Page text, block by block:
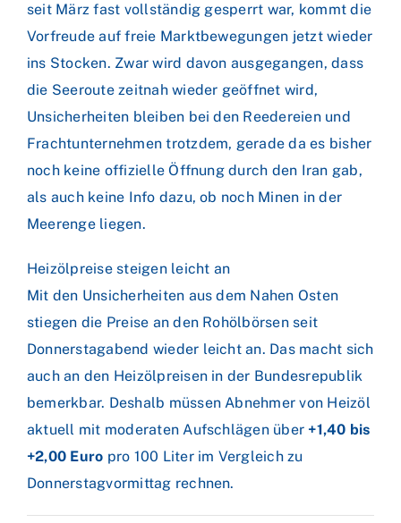
seit März fast vollständig gesperrt war, kommt die
Vorfreude auf freie Marktbewegungen jetzt wieder
ins Stocken. Zwar wird davon ausgegangen, dass
die Seeroute zeitnah wieder geöffnet wird,
Unsicherheiten bleiben bei den Reedereien und
Frachtunternehmen trotzdem, gerade da es bisher
noch keine offizielle Öffnung durch den Iran gab,
als auch keine Info dazu, ob noch Minen in der
Meerenge liegen.
Heizölpreise steigen leicht an
Mit den Unsicherheiten aus dem Nahen Osten
stiegen die Preise an den Rohölbörsen seit
Donnerstagabend wieder leicht an. Das macht sich
auch an den Heizölpreisen in der Bundesrepublik
bemerkbar. Deshalb müssen Abnehmer von Heizöl
aktuell mit moderaten Aufschlägen über +1,40 bis
+2,00 Euro pro 100 Liter im Vergleich zu
Donnerstagvormittag rechnen.